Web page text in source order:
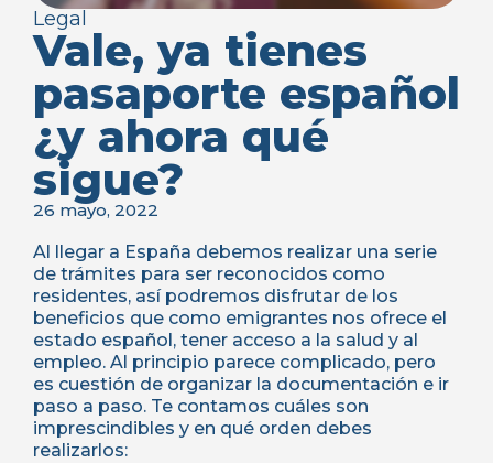
Legal
Vale, ya tienes
pasaporte español
¿y ahora qué
sigue?
26 mayo, 2022
Al llegar a España debemos realizar una serie
de trámites para ser reconocidos como
residentes, así podremos disfrutar de los
beneficios que como emigrantes nos ofrece el
estado español, tener acceso a la salud y al
empleo. Al principio parece complicado, pero
es cuestión de organizar la documentación e ir
paso a paso. Te contamos cuáles son
imprescindibles y en qué orden debes
realizarlos: